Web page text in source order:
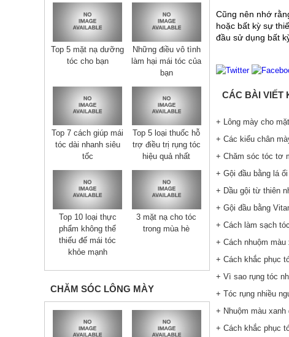
Top 5 mặt nạ dưỡng
tóc cho bạn
Những điều vô tình
làm hại mái tóc của
bạn
Top 7 cách giúp mái
tóc dài nhanh siêu
tốc
Top 5 loại thuốc hỗ
trợ điều trị rụng tóc
hiệu quả nhất
Top 10 loại thực
phẩm không thể
thiếu đế mái tóc
khỏe mạnh
3 mặt nạ cho tóc
trong mùa hè
CHĂM SÓC LÔNG MÀY
Cũng nên nhớ
hoặc bất kỳ sự
đầu sử dụng bất
CÁC BÀI VIẾT
+ Lông mày cho
+ Các kiểu chân
+ Chăm sóc tóc tơ
+ Gội đầu bằng lá
+ Dầu gội từ thiên
+ Gội đầu bằng
+ Cách làm sạch
+ Cách nhuộm
+ Cách khắc phục
+ Vì sao rụng tóc
+ Tóc rụng nhiều
+ Nhuộm màu
+ Cách khắc phục